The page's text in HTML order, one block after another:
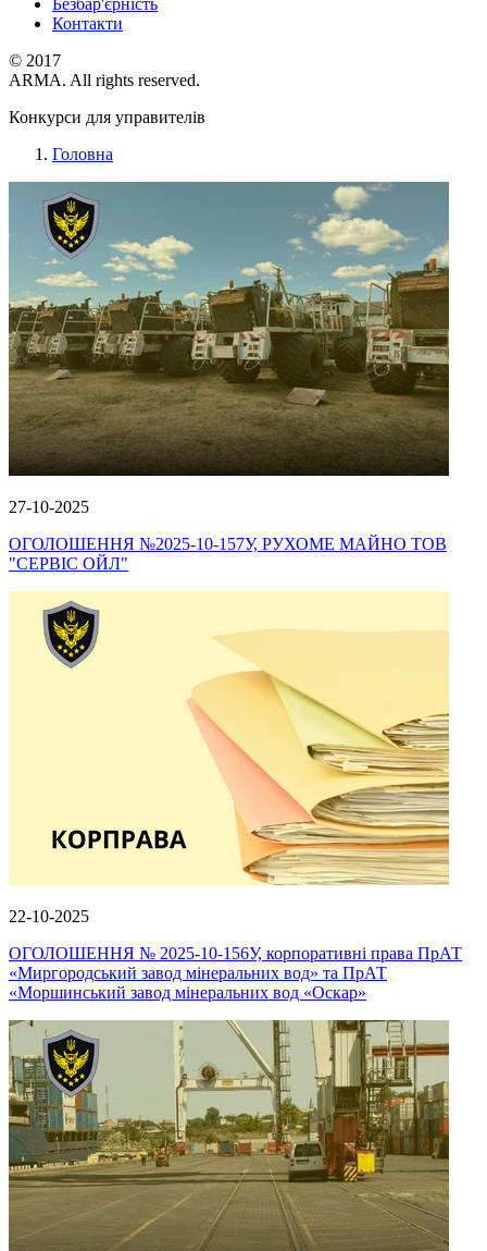
Безбар'єрність
Контакти
© 2017
ARMA. All rights reserved.
Конкурси для управителів
Головна
27-10-2025
ОГОЛОШЕННЯ №2025-10-157У, РУХОМЕ МАЙНО ТОВ
"СЕРВІС ОЙЛ"
22-10-2025
ОГОЛОШЕННЯ № 2025-10-156У, корпоративні права ПрАТ
«Миргородський завод мінеральних вод» та ПрАТ
«Моршинський завод мінеральних вод «Оскар»